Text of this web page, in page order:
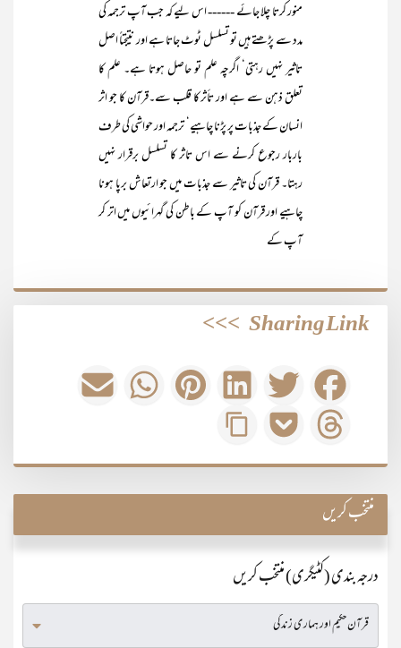
منور کرتا چلا جائے ------ اس لیے کہ جب آپ ترجمہ کی
مدد سے پڑھتے ہیں تو تسلسل ٹوٹ جاتا ہے اور نتیجتاً اصل
تاثیر نہیں رہتی‘ اگرچہ علم تو حاصل ہوتا ہے۔ علم کا
تعلق ذہن سے ہے اور تأثر کا قلب سے۔قرآن کا جو اثر
انسان کے جذبات پر پڑنا چاہیے‘ ترجمہ اور حواشی کی طرف
باربار رجوع کرنے سے اس تاثر کا تسلسل برقرار نہیں
رہتا۔ قرآن کی تاثیر سے جذبات میں جو ارتعاش برپا ہونا
چاہیے اور قرآن کو آپ کے باطن کی گہرائیوں میں اتر کر
آپ کے
Sharing Link
>>>
منتخب کریں
درجہ بندی (کٹیگری) منتخب کریں